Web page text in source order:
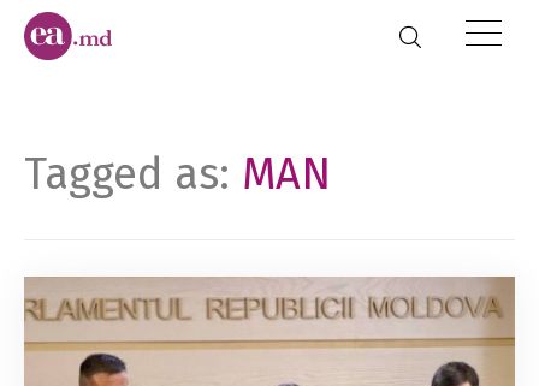
Tagged as: MAN